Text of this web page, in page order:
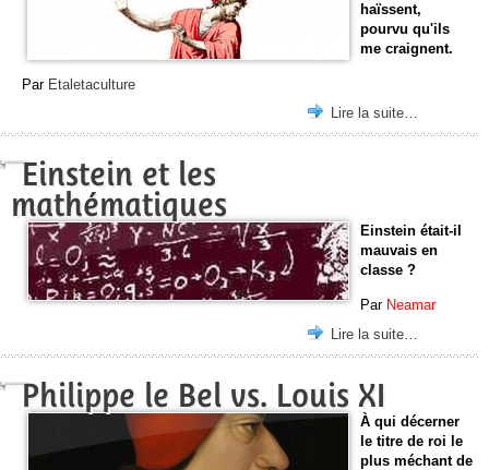
haïssent,
pourvu qu'ils
me craignent.
Par Etaletaculture
Lire la suite…
Einstein et les
mathématiques
Einstein était-il
mauvais en
classe ?
Par Neamar
Lire la suite…
Philippe le Bel vs. Louis XI
À qui décerner
le titre de roi le
plus méchant de